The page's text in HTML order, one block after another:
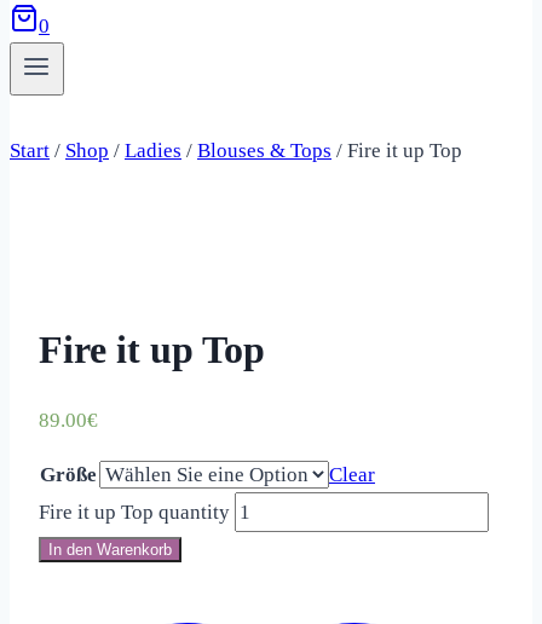
0
Start / Shop / Ladies / Blouses & Tops / Fire it up Top
Fire it up Top
89.00€
Größe
Clear
Fire it up Top quantity
In den Warenkorb